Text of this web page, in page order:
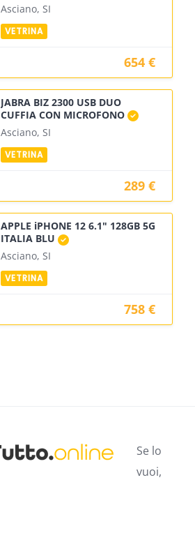
Asciano, SI
654 €
JABRA BIZ 2300 USB DUO
CUFFIA CON MICROFONO
Asciano, SI
289 €
APPLE iPHONE 12 6.1" 128GB 5G
ITALIA BLU
Asciano, SI
758 €
Se lo
vuoi,